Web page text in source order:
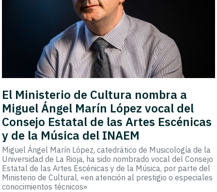
El Ministerio de Cultura nombra a
Miguel Ángel Marín López vocal del
Consejo Estatal de las Artes Escénicas
y de la Música del INAEM
Miguel Ángel Marín López, catedrático de Musicología de la
Universidad de La Rioja, ha sido nombrado vocal del Consejo
Estatal de las Artes Escénicas y de la Música, por parte del
Ministerio de Cultural, «en atención al prestigio o especiales
conocimientos técnicos»